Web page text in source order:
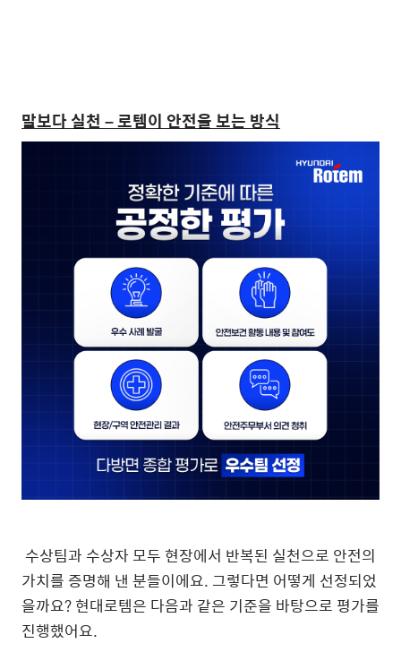
말보다 실천 – 로템이 안전을 보는 방식
수상팀과 수상자 모두 현장에서 반복된 실천으로 안전의
가치를 증명해 낸 분들이에요. 그렇다면 어떻게 선정되었
을까요? 현대로템은 다음과 같은 기준을 바탕으로 평가를
진행했어요.